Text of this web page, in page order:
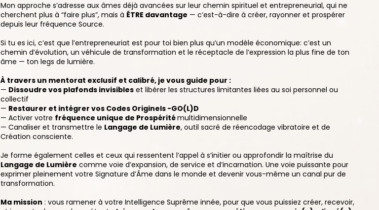
Mon approche s’adresse aux âmes déjà avancées sur leur chemin spirituel et entrepreneurial, qui ne
cherchent plus à “faire plus”, mais à ÊTRE davantage — c’est-à-dire à créer, rayonner et prospérer
depuis leur fréquence Source.
Si tu es ici, c’est que l’entrepreneuriat est pour toi bien plus qu’un modèle économique: c’est un
chemin d’évolution, un véhicule de transformation et le réceptacle de l’expression la plus fine de ton
âme — ton legs de lumière.
À travers un mentorat exclusif et calibré, je vous guide pour :
— Dissoudre vos plafonds invisibleset libérer les structures limitantes liées au soi personnel ou
collectif
— Restaurer et intégrer vos Codes Originels -GO(L)D
— Activer votre fréquence unique de Prospéritémultidimensionnelle
— Canaliser et transmettre le Langage de Lumière, outil sacré de réencodage vibratoire et de
Création consciente.
Je forme également celles et ceux qui ressentent l’appel à s’initier ou approfondir la maîtrise du
Langage de Lumière comme voie d’expansion, de service et d’incarnation. Une voie puissante pour
exprimer pleinement votre Signature d’Âme dans le monde et devenir vous-même un canal pur de
transformation.
Ma mission : vous ramener à votre Intelligence Suprême innée, pour que vous puissiez créer, recevoir,